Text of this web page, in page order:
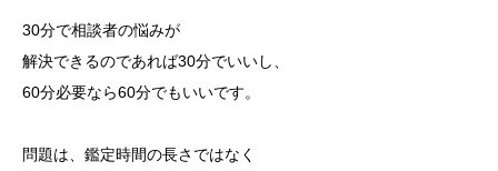
30分で相談者の悩みが
解決できるのであれば30分でいいし、
60分必要なら60分でもいいです。
問題は、鑑定時間の長さではなく